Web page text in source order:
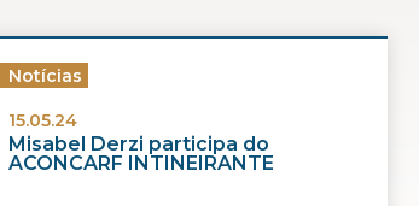
Notícias
15.05.24
Misabel Derzi participa do
ACONCARF INTINEIRANTE